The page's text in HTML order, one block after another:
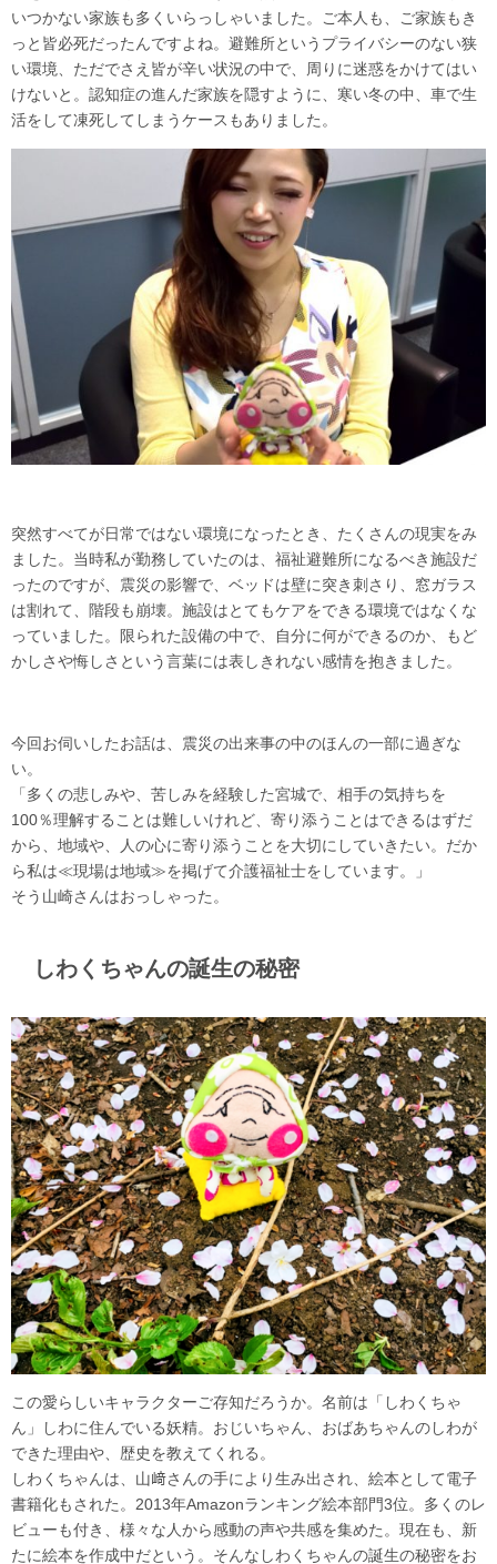
いつかない家族も多くいらっしゃいました。ご本人も、ご家族もき
っと皆必死だったんですよね。避難所というプライバシーのない狭
い環境、ただでさえ皆が辛い状況の中で、周りに迷惑をかけてはい
けないと。認知症の進んだ家族を隠すように、寒い冬の中、車で生
活をして凍死してしまうケースもありました。
突然すべてが日常ではない環境になったとき、たくさんの現実をみ
ました。当時私が勤務していたのは、福祉避難所になるべき施設だ
ったのですが、震災の影響で、ベッドは壁に突き刺さり、窓ガラス
は割れて、階段も崩壊。施設はとてもケアをできる環境ではなくな
っていました。限られた設備の中で、自分に何ができるのか、もど
かしさや悔しさという言葉には表しきれない感情を抱きました。
今回お伺いしたお話は、震災の出来事の中のほんの一部に過ぎな
い。
「多くの悲しみや、苦しみを経験した宮城で、相手の気持ちを
100％理解することは難しいけれど、寄り添うことはできるはずだ
から、地域や、人の心に寄り添うことを大切にしていきたい。だか
ら私は≪現場は地域≫を掲げて介護福祉士をしています。」
そう山崎さんはおっしゃった。
しわくちゃんの誕生の秘密
この愛らしいキャラクターご存知だろうか。名前は「しわくちゃ
ん」しわに住んでいる妖精。おじいちゃん、おばあちゃんのしわが
できた理由や、歴史を教えてくれる。
しわくちゃんは、山﨑さんの手により生み出され、絵本として電子
書籍化もされた。2013年Amazonランキング絵本部門3位。多くのレ
ビューも付き、様々な人から感動の声や共感を集めた。現在も、新
たに絵本を作成中だという。そんなしわくちゃんの誕生の秘密をお